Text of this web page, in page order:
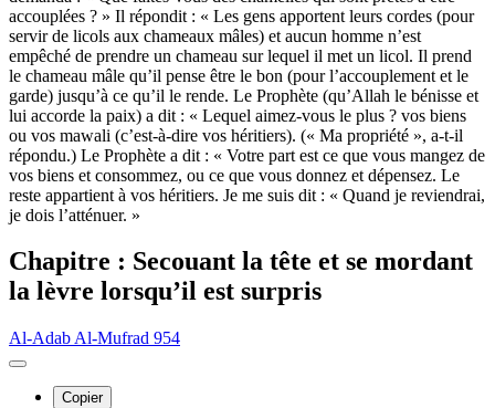
accouplées ? » Il répondit : « Les gens apportent leurs cordes (pour
servir de licols aux chameaux mâles) et aucun homme n’est
empêché de prendre un chameau sur lequel il met un licol. Il prend
le chameau mâle qu’il pense être le bon (pour l’accouplement et le
garde) jusqu’à ce qu’il le rende. Le Prophète (qu’Allah le bénisse et
lui accorde la paix) a dit : « Lequel aimez-vous le plus ? vos biens
ou vos mawali (c’est-à-dire vos héritiers). (« Ma propriété », a-t-il
répondu.) Le Prophète a dit : « Votre part est ce que vous mangez de
vos biens et consommez, ou ce que vous donnez et dépensez. Le
reste appartient à vos héritiers. Je me suis dit : « Quand je reviendrai,
je dois l’atténuer. »
Chapitre : Secouant la tête et se mordant
la lèvre lorsqu’il est surpris
Al-Adab Al-Mufrad 954
Copier